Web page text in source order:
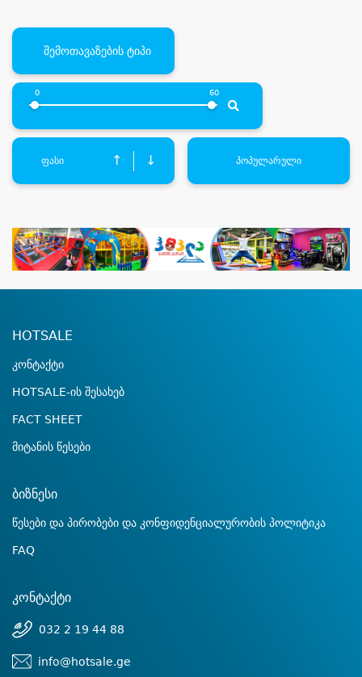
შემოთავაზების ტიპი
0 60
ფასი ↑ ↓ პოპულარული
HOTSALE
კონტაქტი
HOTSALE-ის შესახებ
FACT SHEET
მიტანის წესები
ბიზნესი
წესები და პირობები და კონფიდენციალურობის პოლიტიკა
FAQ
კონტაქტი
032 2 19 44 88
info@hotsale.ge